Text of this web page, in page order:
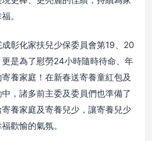
。
彰化家扶兒少保委員會第19、20
是為了慰勞24小時隨時待命、年
養家庭！在新春送寄養童紅包及
，諸多前主委及委員們也準備了
養家庭及寄養兒少，讓寄養兒少
歡愉的氣氛。